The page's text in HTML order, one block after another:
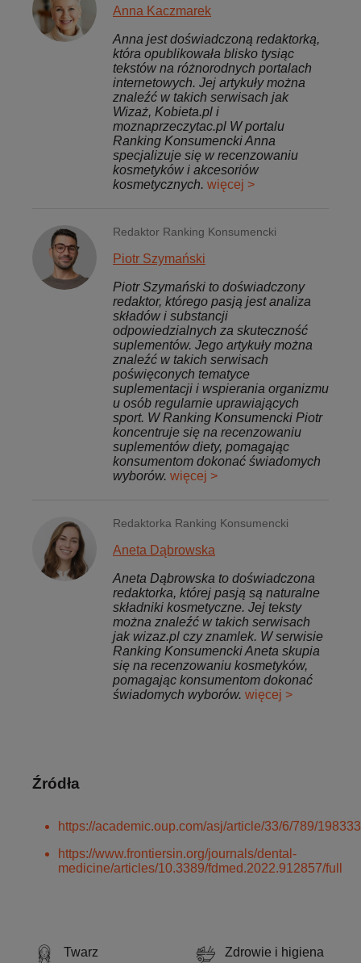
Twarz Zdrowie i higiena
Anna Kaczmarek
Anna jest doświadczoną redaktorką,
która opublikowała blisko tysiąc
tekstów na różnorodnych portalach
internetowych. Jej artykuły można
znaleźć w takich serwisach jak
Wizaż, Kobieta.pl i
moznaprzeczytac.pl W portalu
Ranking Konsumencki Anna
specjalizuje się w recenzowaniu
kosmetyków i akcesoriów
kosmetycznych. więcej >
Redaktor Ranking Konsumencki
Piotr Szymański
Piotr Szymański to doświadczony
redaktor, którego pasją jest analiza
składów i substancji
odpowiedzialnych za skuteczność
suplementów. Jego artykuły można
znaleźć w takich serwisach
poświęconych tematyce
suplementacji i wspierania organizmu
u osób regularnie uprawiających
sport. W Ranking Konsumencki Piotr
koncentruje się na recenzowaniu
suplementów diety, pomagając
konsumentom dokonać świadomych
wyborów. więcej >
Redaktorka Ranking Konsumencki
Aneta Dąbrowska
Aneta Dąbrowska to doświadczona
redaktorka, której pasją są naturalne
składniki kosmetyczne. Jej teksty
można znaleźć w takich serwisach
jak wizaz.pl czy znamlek. W serwisie
Ranking Konsumencki Aneta skupia
się na recenzowaniu kosmetyków,
pomagając konsumentom dokonać
świadomych wyborów. więcej >
Źródła
https://academic.oup.com/asj/article/33/6/789/198333
https://www.frontiersin.org/journals/dental-
medicine/articles/10.3389/fdmed.2022.912857/full